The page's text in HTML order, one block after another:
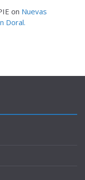
on Nuevas
Doral.